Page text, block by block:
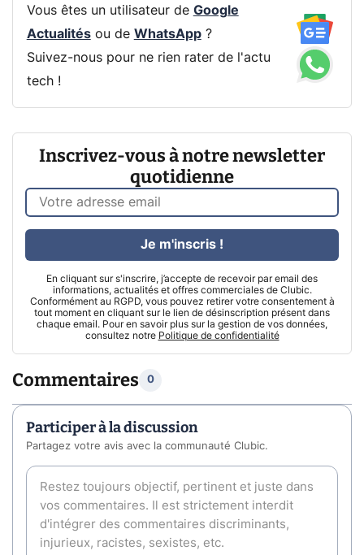
Vous êtes un utilisateur de Google
Actualitésou de WhatsApp?
Suivez-nous pour ne rien rater de l'actu
tech !
Inscrivez-vous à notre newsletter
quotidienne
En cliquant sur s'inscrire, j’accepte de recevoir par email des
informations, actualités et offres commerciales de Clubic.
Conformément au RGPD, vous pouvez retirer votre consentement à
tout moment en cliquant sur le lien de désinscription présent dans
chaque email. Pour en savoir plus sur la gestion de vos données,
consultez notre Politique de confidentialité
Je m'inscris !
Commentaires 0
Participer à la discussion
Partagez votre avis avec la communauté Clubic.